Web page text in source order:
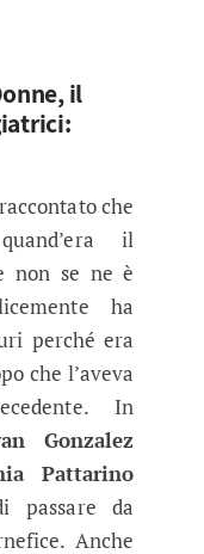
il
che
il
non se ne è
ha
perché era
che l’aveva
In
Gonzalez
Pattarino
passare da
Anche